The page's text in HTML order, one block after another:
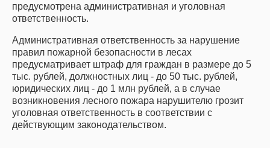
предусмотрена административная и уголовная
ответственность.
Административная ответственность за нарушение
правил пожарной безопасности в лесах
предусматривает штраф для граждан в размере до 5
тыс. рублей, должностных лиц - до 50 тыс. рублей,
юридических лиц - до 1 млн рублей, а в случае
возникновения лесного пожара нарушителю грозит
уголовная ответственность в соответствии с
действующим законодательством.